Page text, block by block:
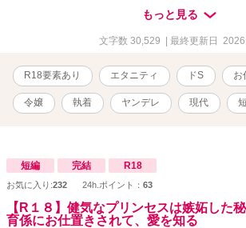
顔をしかめつつも、彼が淹れてくれた温かいお
げ切れた安心感から、梨沙は令嬢らしからぬ無
に落ちてしまう。 ――しかし、彼女は気づい
あることも。 そして、目の前で優しく微笑んで
のVIPたちがこぞって標的の「躾（しつけ）」
S調教師であったことも。 「……こんなのが、
ってくるなんてね」 数時間後。梨沙が目を覚ま
着があわらになる。 「君が欲しがっていた『本
部屋でたっぷりと教えてあげる」 逃げ場のない
つく麻縄と大黒柱。 これは、たった一日の自由
が、絶対的な支配者の手によって心も体もト
ていく、極上の休日の記録。
もっと見る
文字数 30,529 | 最終更新日
R18要素あり エタニティ ドS お
令嬢 執着 ヤンデレ 現代
短編 完結 R18
お気に入り:232 24h.ポイント： 63
【R１８】健気なプリンセスは嫉妬した
育係にお仕置きされて、愛を知る